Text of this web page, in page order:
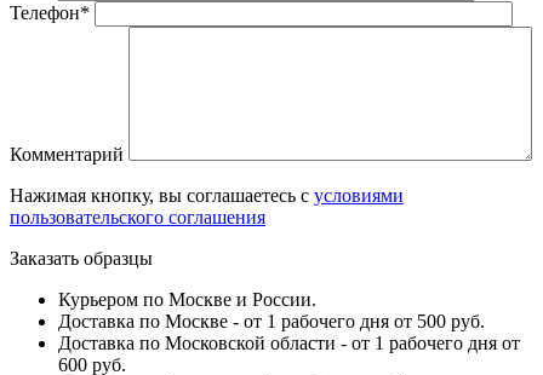
Телефон*
Комментарий
Нажимая кнопку, вы соглашаетесь с условиями
пользовательского соглашения
Заказать образцы
Курьером по Москве и России.
Доставка по Москве - от 1 рабочего дня от 500 руб.
Доставка по Московской области - от 1 рабочего дня от
600 руб.